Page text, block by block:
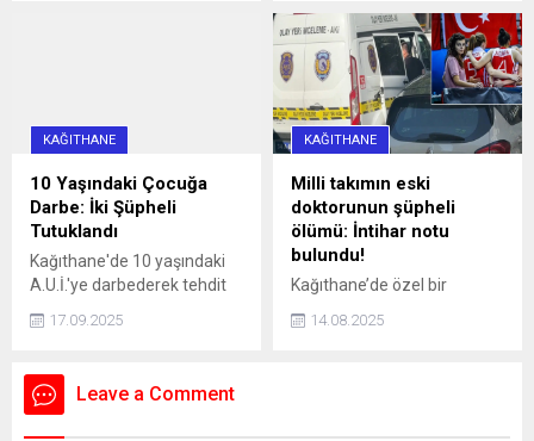
darbettikleri gerekçesiyle
tutuklandı.
KAĞITHANE
10 Yaşındaki Çocuğa
Darbe: İki Şüpheli
Tutuklandı
Kağıthane'de 10 yaşındaki
A.U.İ.'ye darbederek tehdit
bir aracın çarpmasına neden
yaşındaki E.S. gözaltına
alındı. Şüpheliler, adliyeye
17.09.2025
KAĞITHANE
Milli takımın eski
doktorunun şüpheli
ölümü: İntihar notu
bulundu!
Kağıthane’de özel bir
olarak görev yapan doktor
14.08.2025
Leave a Comment